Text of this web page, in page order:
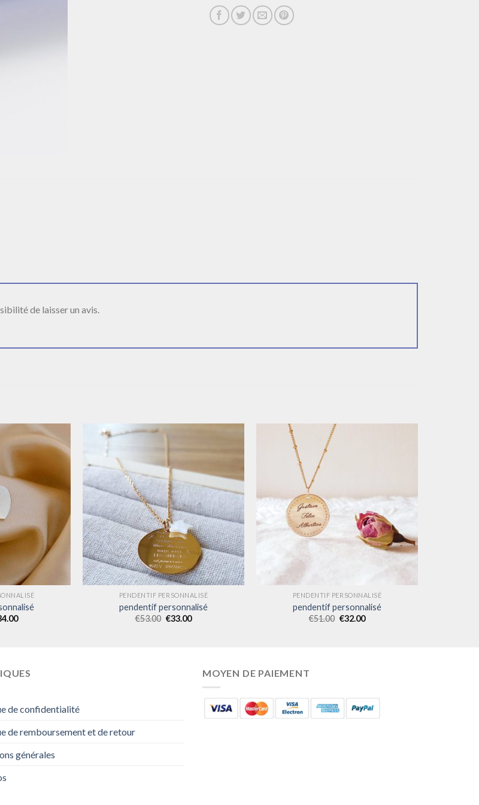
de laisser un avis.
PENDENTIF PERSONNALISÉ
pendentif personnalisé
€53.00 €33.00
PENDENTIF PERSONNALISÉ
pendentif personnalisé
€51.00 €32.00
de confidentialité
de remboursement et de retour
générales
MOYEN DE PAIEMENT